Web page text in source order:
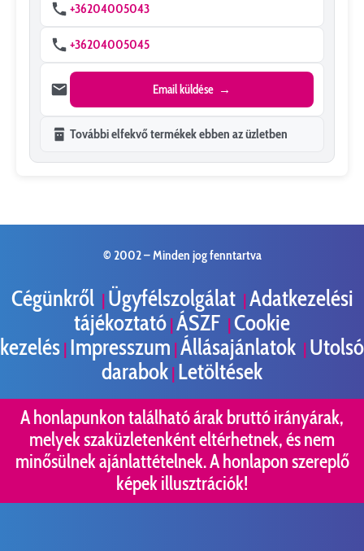
+36204005043
+36204005045
Email küldése
További elfekvő termékek ebben az üzletben
© 2002 –Minden jog fenntartva
Cégünkről | Ügyfélszolgálat |Adatkezelési
tájékoztató |ÁSZF |Cookie
kezelés | Impresszum |Állásajánlatok | Utolsó
darabok | Letöltések
A honlapunkon található árak bruttó irányárak,
melyek szaküzletenként eltérhetnek, és nem
minősülnek ajánlattételnek. A honlapon szereplő
képek illusztrációk!